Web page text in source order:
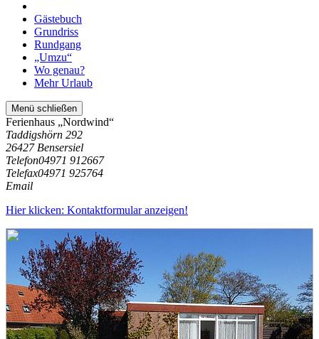
Gästebuch
Grundriss
Rundgang
„Umzu“
Wo genau?
Mehr Urlaub
Menü schließen
Ferienhaus „Nordwind“
Taddigshörn 292
26427 Bensersiel
Telefon04971 912667
Telefax04971 925764
Email
Hier klicken: Kontaktformular anzeigen!